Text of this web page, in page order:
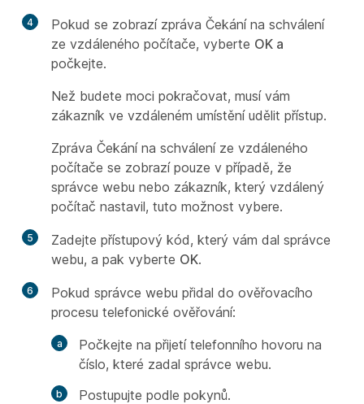
4
Pokud se zobrazí zpráva Čekání na schválení
ze vzdáleného počítače, vyberte OK a
počkejte.
Než budete moci pokračovat, musí vám
zákazník ve vzdáleném umístění udělit přístup.
Zpráva Čekání na schválení ze vzdáleného
počítače se zobrazí pouze v případě, že
správce webu nebo zákazník, který vzdálený
počítač nastavil, tuto možnost vybere.
5
Zadejte přístupový kód, který vám dal správce
webu, a pak vyberte OK.
6
Pokud správce webu přidal do ověřovacího
procesu telefonické ověřování:
Počkejte na přijetí telefonního hovoru na
číslo, které zadal správce webu.
Postupujte podle pokynů.